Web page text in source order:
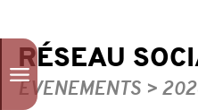
RÉSEAU
EVENEMENTS >